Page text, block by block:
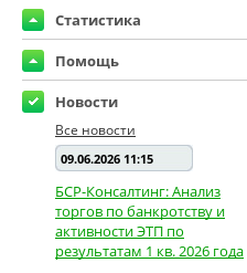
Статистика
Помощь
Новости
Все новости
09.06.2026 11:15
БСР-Консалтинг: Анализ
торгов по банкротству и
активности ЭТП по
результатам 1 кв. 2026 года